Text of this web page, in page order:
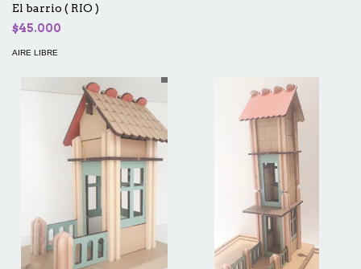
El barrio ( RIO )
$45.000
AIRE LIBRE